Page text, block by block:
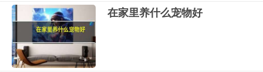
在家里养什么宠物好